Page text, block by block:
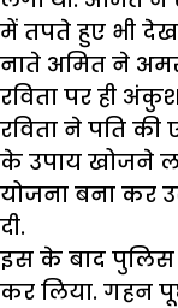
में तपते हुए भी देख
नाते अमित ने
रविता पर ही
रविता ने पति
के उपाय खोजने
योजना बना कर
दी.
इस के बाद पुलिस
कर लिया. गहन